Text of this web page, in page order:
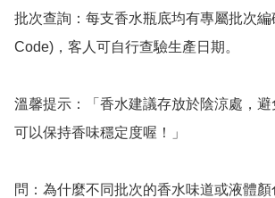
批次查詢：每支香水瓶底均有專屬批次編
Code)，客人可自行查驗生產日期。
溫馨提示：「香水建議存放於陰涼處，
可以保持香味穩定度喔！」
問：為什麼不同批次的香水味道或液體